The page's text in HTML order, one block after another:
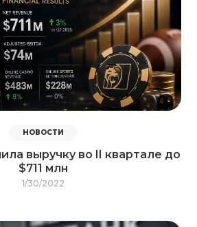
НОВОСТИ
выручку во II квартале до
$711 млн
1/30/2022